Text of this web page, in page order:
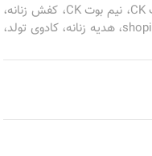
بوت زنانه، نیم بوت زنانه، بوت CK، نیم بوت CK، کفش زنانه،
کفش زمستانی، هدیه تولد، شاپ اینجا، shopinja، هدیه زنانه، کادوی تولد،